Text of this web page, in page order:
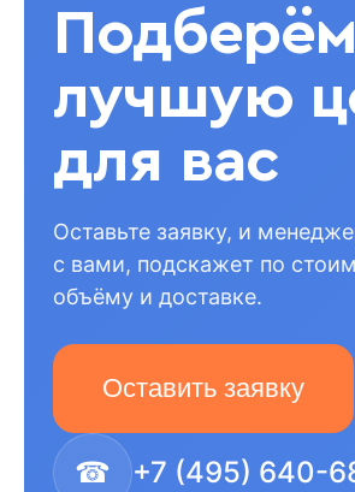
Подберём
лучшую
для вас
Оставьте заявку, и
с вами, подскажет по
объёму и доставке.
Оставить заявку
☎ +7 (495) 640-